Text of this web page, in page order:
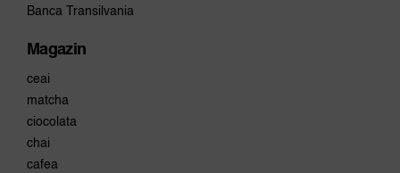
Banca Transilvania
Magazin
ceai
matcha
ciocolata
chai
cafea